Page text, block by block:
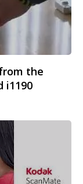
the
i1190